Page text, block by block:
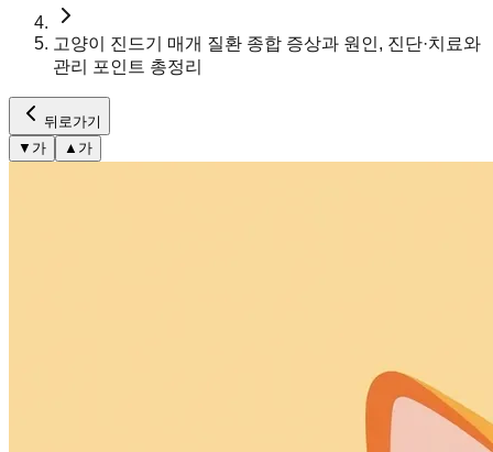
고양이 진드기 매개 질환 종합 증상과 원인, 진단·치료와
관리 포인트 총정리
뒤로가기
▼ 가 ▲ 가